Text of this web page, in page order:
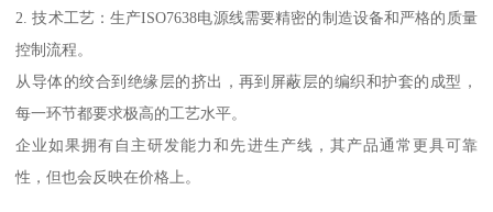
2. 技术工艺：生产ISO7638电源线需要精密的制造设备和严格的质量
控制流程。
从导体的绞合到绝缘层的挤出，再到屏蔽层的编织和护套的成型，
每一环节都要求极高的工艺水平。
企业如果拥有自主研发能力和先进生产线，其产品通常更具可靠
性，但也会反映在价格上。